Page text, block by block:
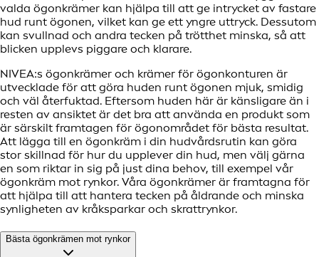
valda ögonkrämer kan hjälpa till att ge intrycket av fastare
hud runt ögonen, vilket kan ge ett yngre uttryck. Dessutom
kan svullnad och andra tecken på trötthet minska, så att
blicken upplevs piggare och klarare.
NIVEA:s ögonkrämer och krämer för ögonkonturen är
utvecklade för att göra huden runt ögonen mjuk, smidig
och väl återfuktad. Eftersom huden här är känsligare än i
resten av ansiktet är det bra att använda en produkt som
är särskilt framtagen för ögonområdet för bästa resultat.
Att lägga till en ögonkräm i din hudvårdsrutin kan göra
stor skillnad för hur du upplever din hud, men välj gärna
en som riktar in sig på just dina behov, till exempel vår
ögonkräm mot rynkor. Våra ögonkrämer är framtagna för
att hjälpa till att hantera tecken på åldrande och minska
synligheten av kråksparkar och skrattrynkor.
Bästa ögonkrämen mot rynkor